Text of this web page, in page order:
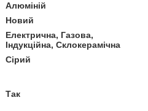
Алюміній
Новий
Електрична, Газова,
Індукційна, Склокерамічна
Сірий
Так